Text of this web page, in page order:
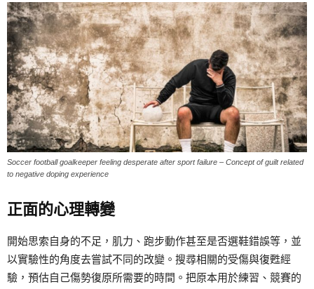
Soccer football goalkeeper feeling desperate after sport failure – Concept of guilt related
to negative doping experience
正面的心理轉變
開始思索自身的不足，肌力、跑步動作甚至是否選鞋錯誤等，並
以實驗性的角度去嘗試不同的改變。搜尋相關的受傷與復甦經
驗，預估自己傷勢復原所需要的時間。把原本用於練習、競賽的